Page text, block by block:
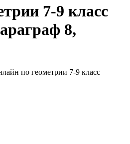
7-9 класс
8,